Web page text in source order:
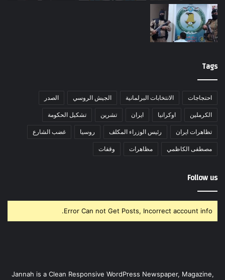
Tags
احتجاجات الانتخابات البرلمانية الجيش الروسي الصدر
الكرملين اوكرانيا ايران تشرين تشكيل الحكومة
تظاهرات ايران رئيس الوزراء المكلف روسيا غضب الشارع
مصطفى الكاظمي مظاهرات وقفات
Follow us
Error Can not Get Posts, Incorrect account info.
Jannah is a Clean Responsive WordPress Newspaper, Magazine,